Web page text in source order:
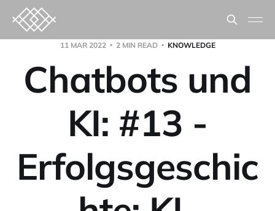
11 MAR 2022 2 MIN READ KNOWLEDGE
Chatbots und
KI: #13 -
Erfolgsgeschic